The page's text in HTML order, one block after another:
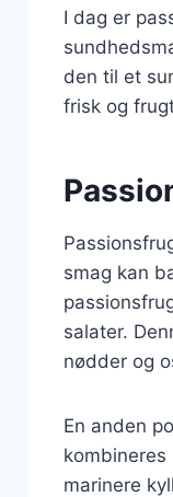
I dag er
den til et
frisk og
smag kan
salater.
nødder og
En anden
marinere